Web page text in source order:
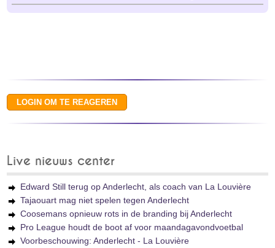
Live nieuws center
Edward Still terug op Anderlecht, als coach van La Louvière
Tajaouart mag niet spelen tegen Anderlecht
Coosemans opnieuw rots in de branding bij Anderlecht
Pro League houdt de boot af voor maandagavondvoetbal
Voorbeschouwing: Anderlecht - La Louvière